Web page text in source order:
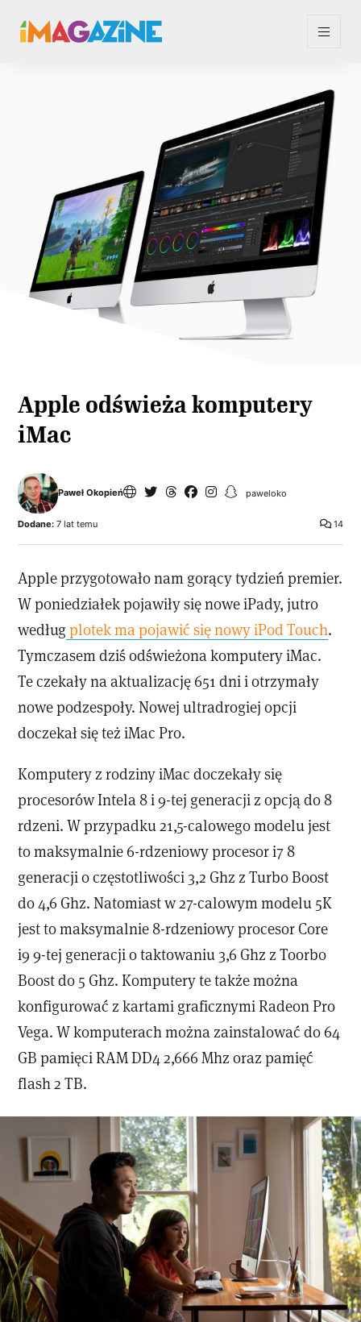
Apple odświeża komputery
iMac
Paweł Okopień paweloko
14
Dodane: 7 lat temu
Apple przygotowało nam gorący tydzień premier.
W poniedziałek pojawiły się nowe iPady, jutro
wedługplotek ma pojawić się nowy iPod Touch.
Tymczasem dziś odświeżona komputery iMac.
Te czekały na aktualizację 651 dni i otrzymały
nowe podzespoły. Nowej ultradrogiej opcji
doczekał się też iMac Pro.
Komputery z rodziny iMac doczekały się
procesorów Intela 8 i 9-tej generacji z opcją do 8
rdzeni. W przypadku 21,5-calowego modelu jest
to maksymalnie 6-rdzeniowy procesor i7 8
generacji o częstotliwości 3,2 Ghz z Turbo Boost
do 4,6 Ghz. Natomiast w 27-calowym modelu 5K
jest to maksymalnie 8-rdzeniowy procesor Core
i9 9-tej generacji o taktowaniu 3,6 Ghz z Toorbo
Boost do 5 Ghz. Komputery te także można
konfigurować z kartami graficznymi Radeon Pro
Vega. W komputerach można zainstalować do 64
GB pamięci RAM DD4 2,666 Mhz oraz pamięć
flash 2 TB.